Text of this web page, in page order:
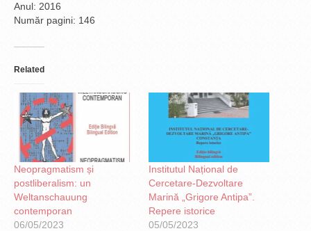
Anul: 2016
Număr pagini: 146
Related
Neopragmatism și
postliberalism: un
Weltanschauung
contemporan
06/05/2023
Institutul Național de
Cercetare-Dezvoltare
Marină „Grigore Antipa”.
Repere istorice
05/05/2023